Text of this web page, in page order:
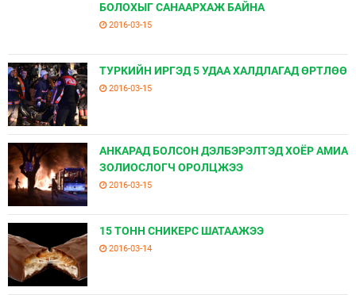
БОЛОХЫГ САНААРХАЖ БАЙНА
2016-03-15
ТУРКИЙН ИРГЭД 5 УДАА ХАЛДЛАГАД ӨРТЛӨӨ
2016-03-15
АНКАРАД БОЛСОН ДЭЛБЭРЭЛТЭД ХОЁР АМИА
ЗОЛИОСЛОГЧ ОРОЛЦЖЭЭ
2016-03-15
15 ТОНН СНИКЕРС ШАТААЖЭЭ
2016-03-14